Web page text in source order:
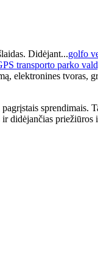
Didėjant...golfo
transporto parko
elektronines tvoras,
sprendimais.
didėjančias priežiūros